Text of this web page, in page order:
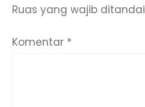
Ruas yang wajib ditandai
Komentar *